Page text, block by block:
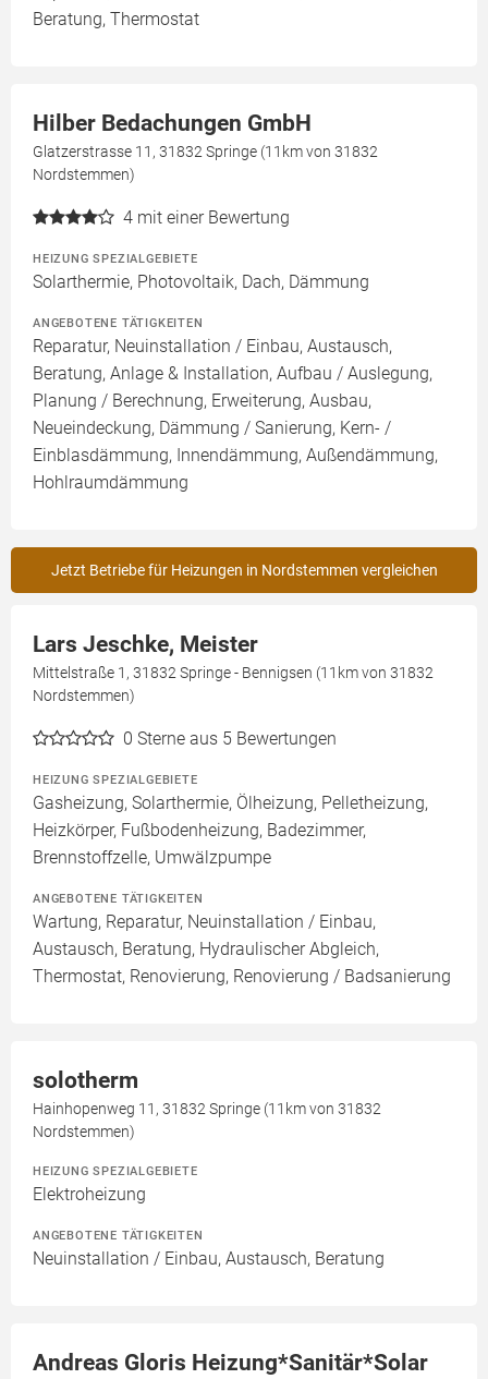
Beratung, Thermostat
Hilber Bedachungen GmbH
Glatzerstrasse 11, 31832 Springe (11km von 31832
Nordstemmen)
4 mit einer Bewertung
HEIZUNG SPEZIALGEBIETE
Solarthermie, Photovoltaik, Dach, Dämmung
ANGEBOTENE TÄTIGKEITEN
Reparatur, Neuinstallation / Einbau, Austausch,
Beratung, Anlage & Installation, Aufbau / Auslegung,
Planung / Berechnung, Erweiterung, Ausbau,
Neueindeckung, Dämmung / Sanierung, Kern- /
Einblasdämmung, Innendämmung, Außendämmung,
Hohlraumdämmung
Jetzt Betriebe für Heizungen in Nordstemmen vergleichen
Lars Jeschke, Meister
Mittelstraße 1, 31832 Springe - Bennigsen (11km von 31832
Nordstemmen)
0 Sterne aus 5 Bewertungen
HEIZUNG SPEZIALGEBIETE
Gasheizung, Solarthermie, Ölheizung, Pelletheizung,
Heizkörper, Fußbodenheizung, Badezimmer,
Brennstoffzelle, Umwälzpumpe
ANGEBOTENE TÄTIGKEITEN
Wartung, Reparatur, Neuinstallation / Einbau,
Austausch, Beratung, Hydraulischer Abgleich,
Thermostat, Renovierung, Renovierung / Badsanierung
solotherm
Hainhopenweg 11, 31832 Springe (11km von 31832
Nordstemmen)
HEIZUNG SPEZIALGEBIETE
Elektroheizung
ANGEBOTENE TÄTIGKEITEN
Neuinstallation / Einbau, Austausch, Beratung
Andreas Gloris Heizung*Sanitär*Solar